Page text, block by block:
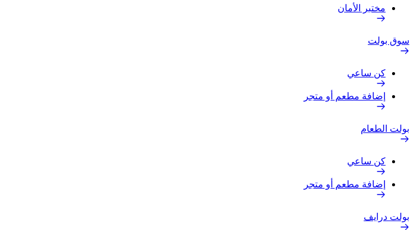
مختبر الأمان
سوق بولت
كن ساعي
إضافة مطعم أو متجر
بولت الطعام
كن ساعي
إضافة مطعم أو متجر
بولت درايف